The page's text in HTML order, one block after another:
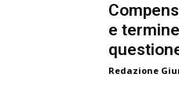
e
Redazione